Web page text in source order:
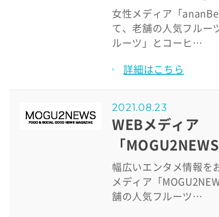
女性メディア「
て、老舗の人気フルー
ルーツ」とコーヒ…
詳細はこちら
2021.08.23
WEBメディア
「
幅広いエンタメ情報を
メディア「
舗の人気フルーツ…